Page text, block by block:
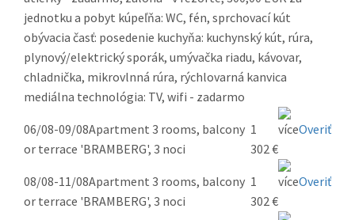
jednotku a pobyt kúpeľňa: WC, fén, sprchovací kút
obývacia časť: posedenie kuchyňa: kuchynský kút, rúra,
plynový/elektrický sporák, umývačka riadu, kávovar,
chladnička, mikrovlnná rúra, rýchlovarná kanvica
mediálna technológia: TV, wifi - zadarmo
06/08-09/08Apartment 3 rooms, balcony
or terrace 'BRAMBERG', 3 noci
1
302 €
Overiť
08/08-11/08Apartment 3 rooms, balcony
or terrace 'BRAMBERG', 3 noci
1
302 €
Overiť